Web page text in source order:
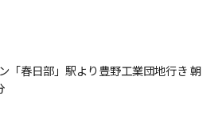
「春日部」駅より豊野工業団地行き 朝